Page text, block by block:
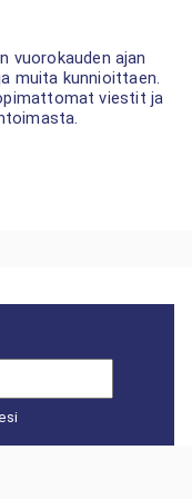
vuorokauden ajan
muita kunnioittaen.
viestit ja